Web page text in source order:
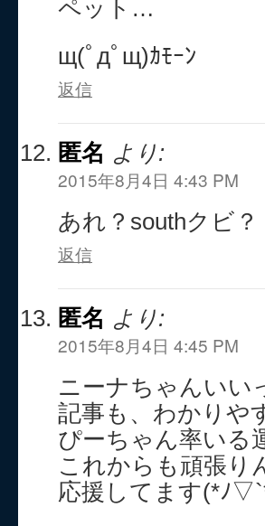
ペット…
щ(ﾟдﾟщ)ｶﾓｰﾝ
返信
匿名 より:
2015年8月4日 4:43 PM
あれ？southクビ？
返信
匿名 より:
2015年8月4日 4:45 PM
ニーナちゃんいい
記事も、わかりや
ぴーちゃん率いる
これからも頑張り
応援してます(*ﾉ